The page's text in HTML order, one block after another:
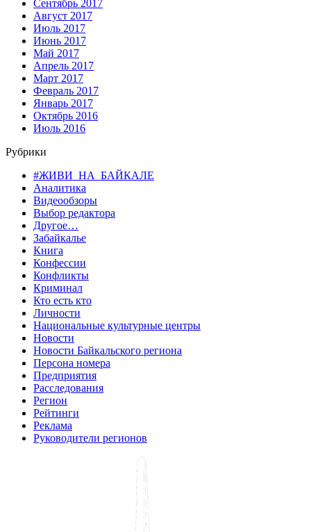
Сентябрь 2017
Август 2017
Июль 2017
Июнь 2017
Май 2017
Апрель 2017
Март 2017
Февраль 2017
Январь 2017
Октябрь 2016
Июль 2016
Рубрики
#ЖИВИ_НА_БАЙКАЛЕ
Аналитика
Видеообзоры
Выбор редактора
Другое…
Забайкалье
Книга
Конфессии
Конфликты
Криминал
Кто есть кто
Личности
Национальные культурные центры
Новости
Новости Байкальского региона
Персона номера
Предприятия
Расследования
Регион
Рейтинги
Реклама
Руководители регионов